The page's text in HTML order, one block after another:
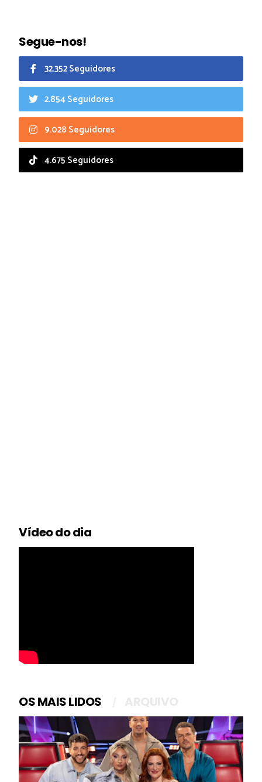
Segue-nos!
32.352 Seguidores
2.854 Seguidores
9.028 Seguidores
4.675 Seguidores
Vídeo do dia
OS MAIS LIDOS